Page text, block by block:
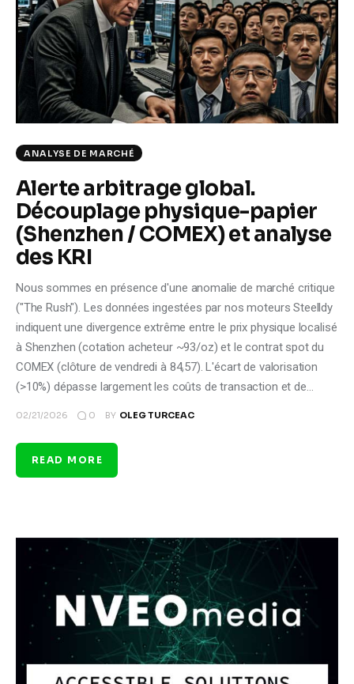
Climate
Markets
Tech
ANALYSE DE MARCHÉ
Alerte arbitrage global.
Découplage physique-papier
(Shenzhen / COMEX) et analyse
des KRI
Nous sommes en présence d'une anomalie de marché critique
("The Rush"). Les données ingestées par nos moteurs Steelldy
indiquent une divergence extrême entre le prix physique localisé
à Shenzhen (cotation acheteur ~93/oz) et le contrat spot du
COMEX (clôture de vendredi à 84,57). L'écart de valorisation
(>10%) dépasse largement les coûts de transaction et de…
02/21/2026 0 BY OLEG TURCEAC
READ MORE